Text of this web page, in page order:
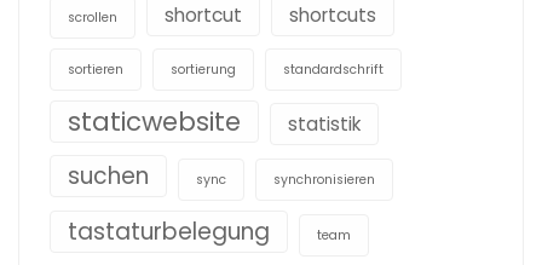
scrollen shortcut shortcuts
sortieren sortierung standardschrift
staticwebsite statistik
suchen sync synchronisieren
tastaturbelegung team